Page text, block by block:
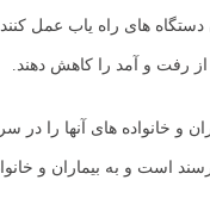
های راه یاب عمل
رفت و آمد را کاهش دهند.
و خانواده های آنها را
و به بیماران و